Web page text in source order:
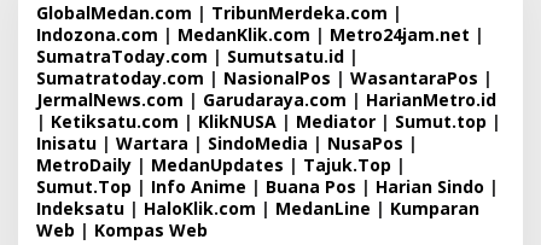
GlobalMedan.com | TribunMerdeka.com |
Indozona.com | MedanKlik.com | Metro24jam.net |
SumatraToday.com | Sumutsatu.id |
Sumatratoday.com | NasionalPos | WasantaraPos |
JermalNews.com | Garudaraya.com | HarianMetro.id
| Ketiksatu.com | KlikNUSA | Mediator | Sumut.top |
Inisatu | Wartara | SindoMedia | NusaPos |
MetroDaily | MedanUpdates | Tajuk.Top |
Sumut.Top | Info Anime | Buana Pos | Harian Sindo |
Indeksatu | HaloKlik.com | MedanLine | Kumparan
Web | Kompas Web